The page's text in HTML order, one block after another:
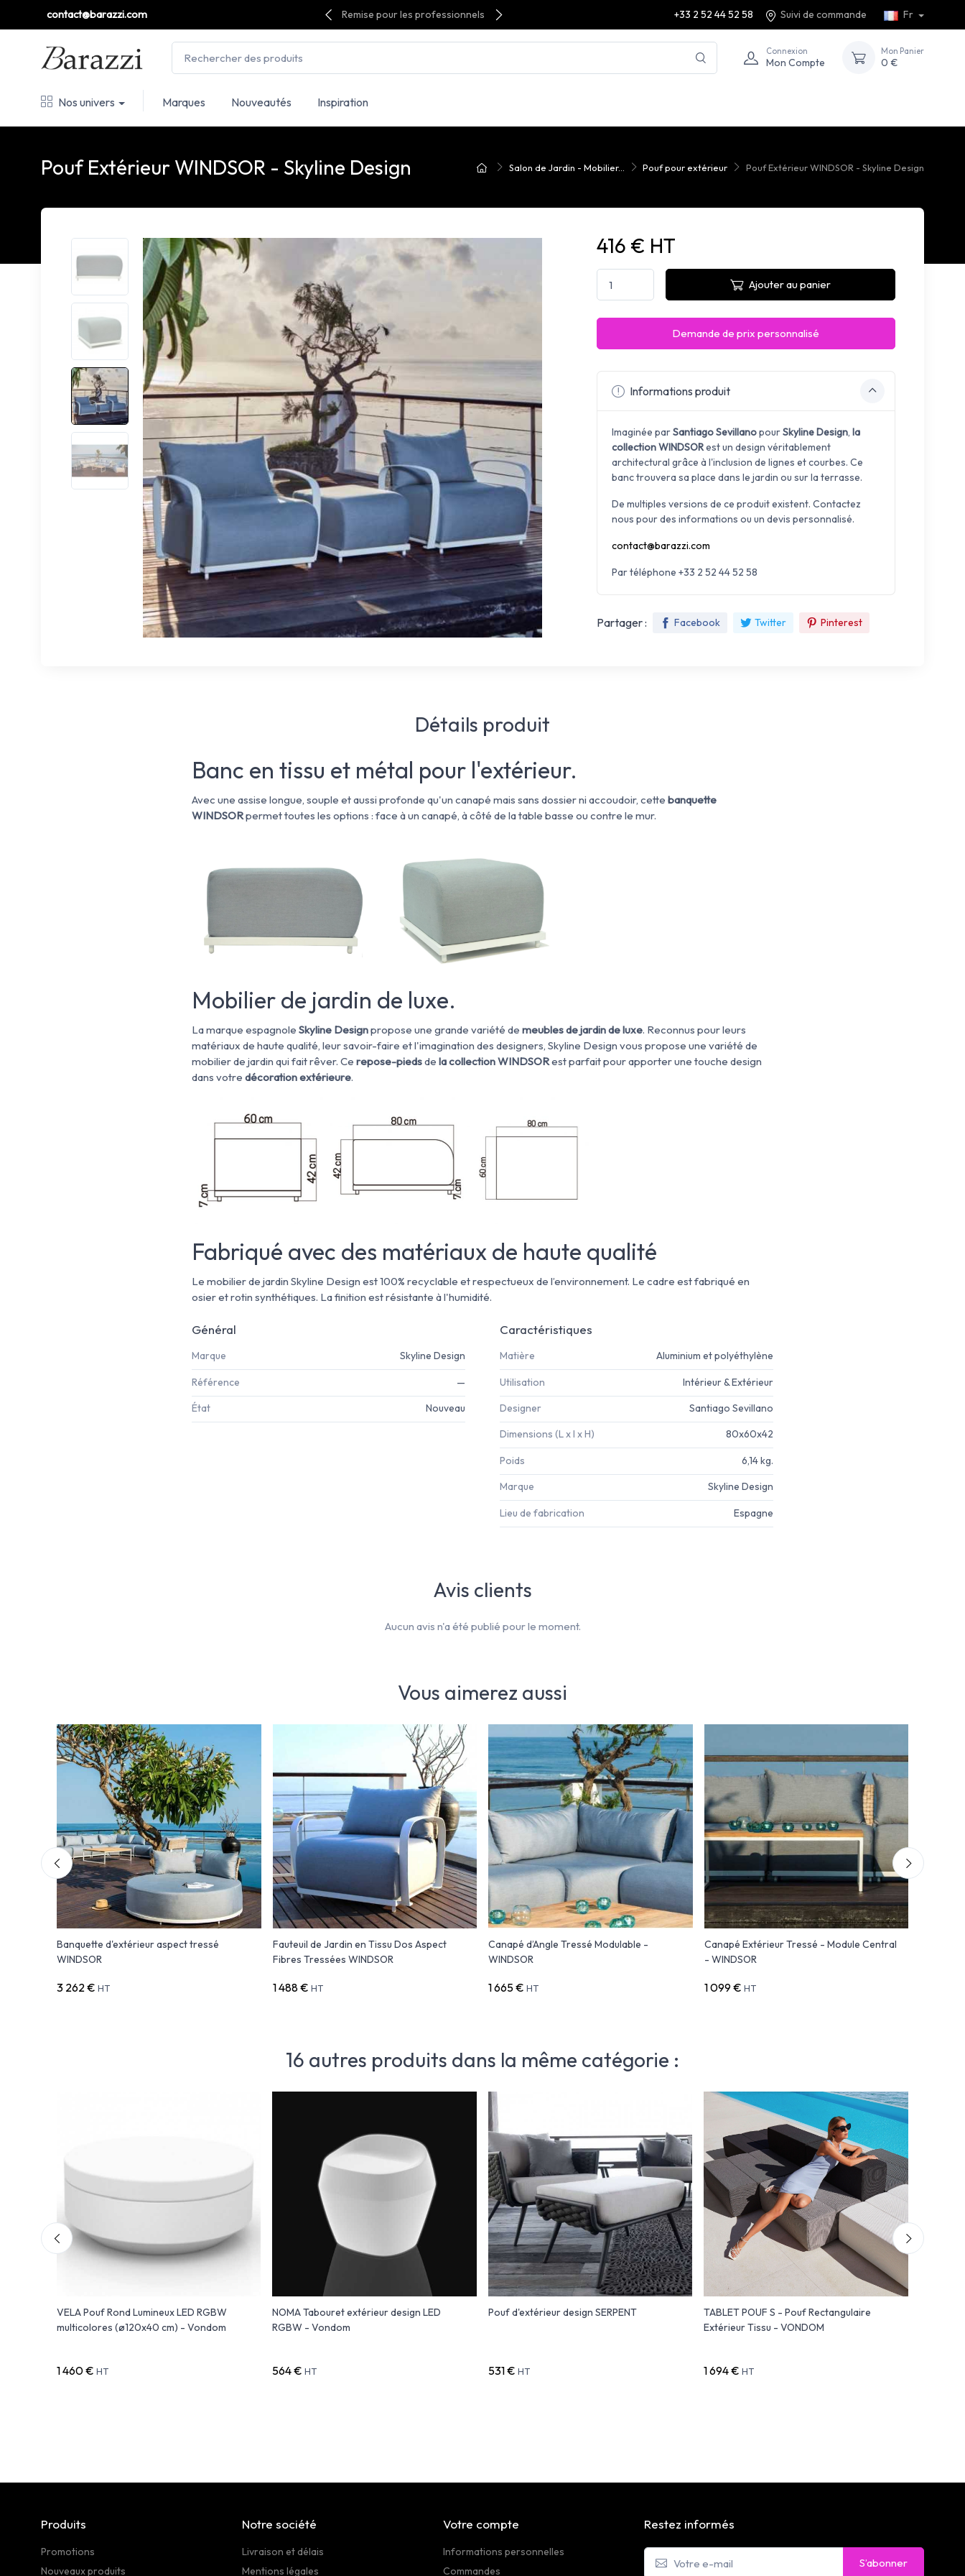
contact@barazzi.com Remise pour les professionnels +33 2 52 44 52 58 Suivi de commande Fr
Connexion
Mon Compte
Mon Panier
0 €
Nos univers Marques Nouveautés Inspiration
Salon de Jardin - Mobilier... Pouf pour extérieur Pouf Extérieur WINDSOR - Skyline Design
Pouf Extérieur WINDSOR - Skyline Design
416 € HT
Ajouter au panier
Demande de prix personnalisé
Informations produit
Imaginée parSantiago SevillanopourSkyline Design, la
collection WINDSORest un design véritablement
architectural grâce à l'inclusion de lignes et courbes. Ce
banc trouvera sa place dans le jardin ou sur la terrasse.
De multiples versions de ce produit existent. Contactez
nous pour des informations ou un devis personnalisé.
contact@barazzi.com
Par téléphone +33 2 52 44 52 58
Partager : Facebook Twitter Pinterest
Détails produit
Banc en tissu et métal pour l'extérieur.
Avec une assise longue, souple et aussi profonde qu'un canapé mais sans dossier ni accoudoir, cette banquette
WINDSORpermet toutes les options : face à un canapé, à côté de la table basse ou contre le mur.
Mobilier de jardin de luxe.
La marque espagnole Skyline Designpropose une grande variété de meubles de jardin de luxe. Reconnus pour leurs
matériaux de haute qualité, leur savoir-faire et l'imagination des designers, Skyline Design vous propose une variété de
mobilier de jardin qui fait rêver. Ce repose-piedsde la collection WINDSORest parfait pour apporter une touche design
dans votre décoration extérieure.
Fabriqué avec des matériaux de haute qualité
Le mobilier de jardin Skyline Design est 100% recyclable et respectueux de l’environnement. Le cadre est fabriqué en
osier et rotin synthétiques. La finition est résistante à l'humidité.
Général
Marque Skyline Design
Référence —
État Nouveau
Caractéristiques
Matière Aluminium et polyéthylène
Utilisation Intérieur & Extérieur
Designer Santiago Sevillano
Dimensions (L x l x H) 80x60x42
Poids 6,14 kg.
Marque Skyline Design
Lieu de fabrication Espagne
Vous aimerez aussi
Banquette d'extérieur aspect tressé
WINDSOR
3 262 € HT
Fauteuil de Jardin en Tissu Dos Aspect
Fibres Tressées WINDSOR
1 488 € HT
Canapé d’Angle Tressé Modulable -
WINDSOR
1 665 € HT
Canapé Extérieur Tressé - Module Central
- WINDSOR
1 099 € HT
Avis clients
Aucun avis n'a été publié pour le moment.
16 autres produits dans la même catégorie :
VELA Pouf Rond Lumineux LED RGBW
multicolores (ø120x40 cm) - Vondom
1 460 € HT
NOMA Tabouret extérieur design LED
RGBW - Vondom
564 € HT
Pouf d'extérieur design SERPENT
531 € HT
TABLET POUF S - Pouf Rectangulaire
Extérieur Tissu - VONDOM
1 694 € HT
Produits
Promotions
Nouveaux produits
Notre société
Livraison et délais
Mentions légales
Votre compte
Informations personnelles
Commandes
Restez informés
S’abonner